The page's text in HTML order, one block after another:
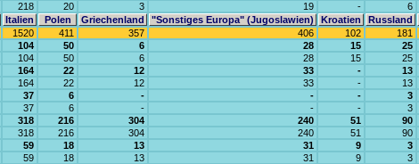
218 20 3 19 - 6
Italien Polen Griechenland "Sonstiges Europa" (Jugoslawien) Kroatien Russland
1520 411 357 406 102 181
104 50 6 28 15 25
104 50 6 28 15 25
164 22 12 33 - 13
164 22 12 33 - 13
37 6 - - - 3
37 6 - - - 3
318 216 304 240 51 90
318 216 304 240 51 90
59 18 13 31 9 3
59 18 13 31 9 3